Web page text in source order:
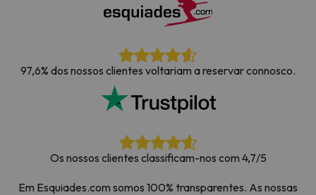
97,6% dos nossos clientes voltariam a reservar connosco.
Os nossos clientes classificam-nos com 4,7/5
Em Esquiades.com somos 100% transparentes. As nossas